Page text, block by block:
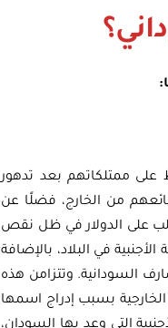
على ممتلكاتهم بعد تدهور
من الخارج، فضلًا عن
على الدولار في ظل نقص
في البلاد، بالإضافة
السودانية. وتتزامن هذه
بسبب إدراج اسمها